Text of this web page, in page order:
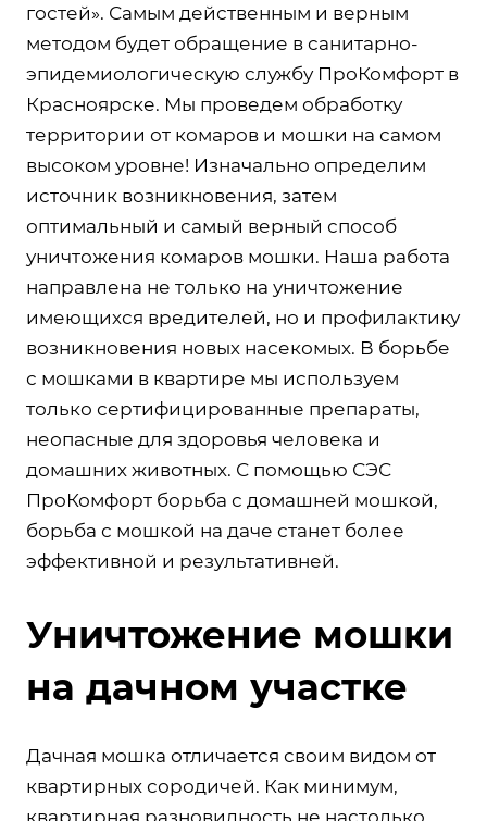
гостей». Самым действенным и верным
методом будет обращение в санитарно-
эпидемиологическую службу ПроКомфорт в
Красноярске. Мы проведем обработку
территории от комаров и мошки на самом
высоком уровне! Изначально определим
источник возникновения, затем
оптимальный и самый верный способ
уничтожения комаров мошки. Наша работа
направлена не только на уничтожение
имеющихся вредителей, но и профилактику
возникновения новых насекомых. В борьбе
с мошками в квартире мы используем
только сертифицированные препараты,
неопасные для здоровья человека и
домашних животных. С помощью СЭС
ПроКомфорт борьба с домашней мошкой,
борьба с мошкой на даче станет более
эффективной и результативней.
Уничтожение мошки
на дачном участке
Дачная мошка отличается своим видом от
квартирных сородичей. Как минимум,
квартирная разновидность не настолько